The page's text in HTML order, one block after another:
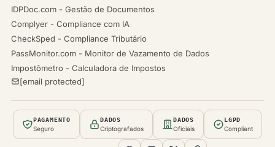
IDPDoc.com - Gestão de Documentos
Complyer - Compliance com IA
CheckSped - Compliance Tributário
PassMonitor.com - Monitor de Vazamento de Dados
Impostômetro - Calculadora de Impostos
[email protected]
PAGAMENTO
Seguro
DADOS
Criptografados
DADOS
Oficiais
LGPD
Compliant